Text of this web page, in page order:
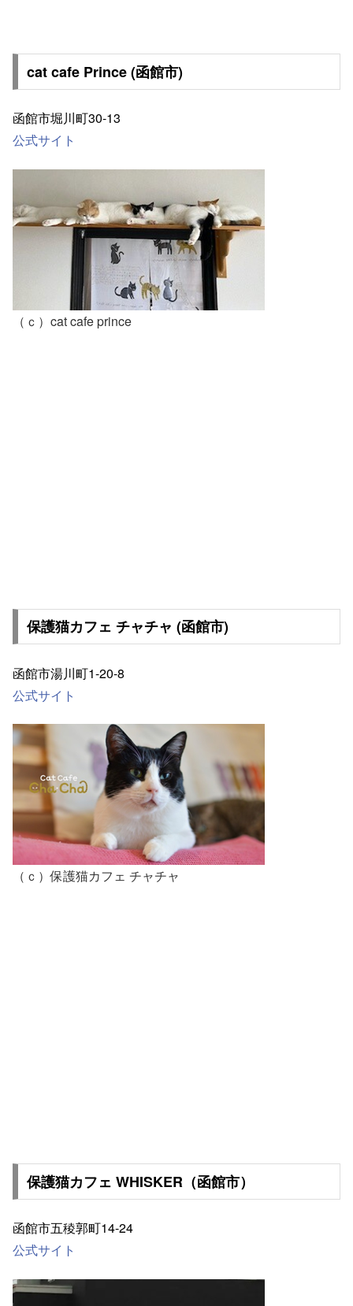
cat cafe Prince (函館市)
函館市堀川町30-13
公式サイト
（ｃ）cat cafe prince
保護猫カフェ チャチャ (函館市)
函館市湯川町1-20-8
公式サイト
（ｃ）保護猫カフェ チャチャ
保護猫カフェ WHISKER（函館市）
函館市五稜郭町14-24
公式サイト